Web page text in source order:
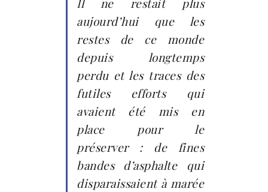
aujourd’hui que les
restes de ce monde
depuis longtemps
perdu et les traces des
futiles efforts qui
avaient été mis en
place pour le
préserver : de fines
bandes d’asphalte qui
disparaissaient à marée